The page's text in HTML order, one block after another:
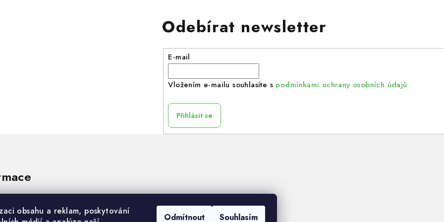
obsahu a reklam, poskytování
Odmítnout Souhlasím
Odebírat newsletter
E-mail
Vložením e-mailu souhlasíte s podmínkami ochrany osobních údajů
Přihlásit se